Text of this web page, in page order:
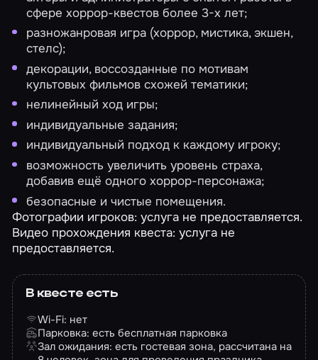
сфере хоррор-квестов более 3-х лет;
разножанровая игра (хоррор, мистика, экшен,
стелс);
декорации, воссозданные по мотивам
культовых фильмов схожей тематики;
нелинейный ход игры;
индивидуальные задания;
индивидуальный подход к каждому игроку;
возможность увеличить уровень страха,
добавив ещё одного хоррор-персонажа;
безопасные и чистые помещения.
Фотографии игроков: услуга не предоставляется.
Видео прохождения квеста: услуга не
предоставляется.
В квесте есть
Wi-Fi: нет
Парковка: есть бесплатная парковка
Зал ожидания: есть гостевая зона, рассчитана на